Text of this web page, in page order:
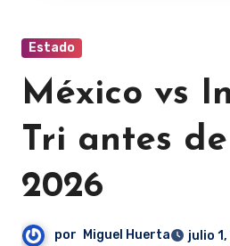
Estado
México vs
Tri antes
2026
por Miguel Huerta julio